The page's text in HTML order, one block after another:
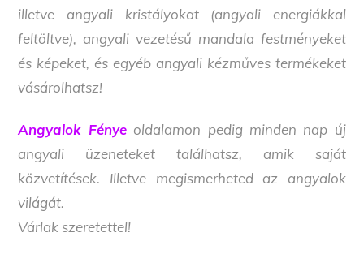
illetve angyali kristályokat (angyali energiákkal
feltöltve), angyali vezetésű mandala festményeket
és képeket, és egyéb angyali kézműves termékeket
vásárolhatsz!
Angyalok Fényeoldalamon pedig minden nap új
angyali üzeneteket találhatsz, amik saját
közvetítések. Illetve megismerheted az angyalok
világát.
Várlak szeretettel!